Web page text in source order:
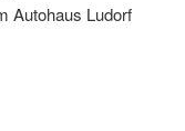
Autohaus Ludorf